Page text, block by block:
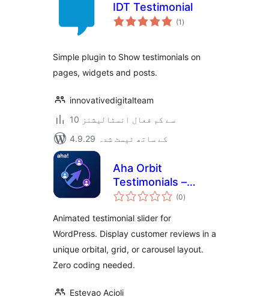
IDT Testimonial
(1 مجموعی
درجہ
)
Simple plugin to Show testimonials on
pages, widgets and posts.
innovativedigitalteam
10 سے کم فعال انسٹالیشنز
4.9.29 کے ساتھ ٹیسٹ شدہ
Aha Orbit
Testimonials –
Animated
(0مجموعی
درجہ
)
Animated testimonial slider for
WordPress. Display customer reviews in a
unique orbital, grid, or carousel layout.
Zero coding needed.
Estevao Acioli